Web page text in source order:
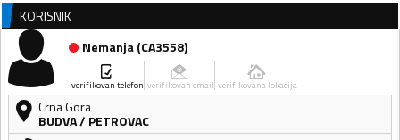
KORISNIK
Nemanja(CA3558)
verifikovan telefon verifikovan email verifikovana lokacija
Crna Gora
BUDVA/ PETROVAC